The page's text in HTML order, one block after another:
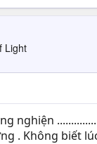
Light
nghiện
. Không biết